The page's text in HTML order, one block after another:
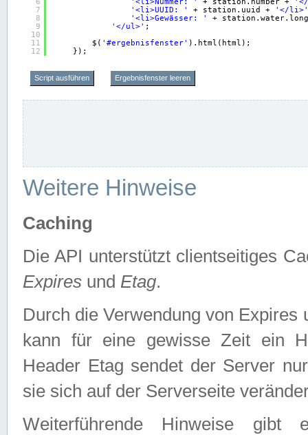
7
8
9
10
11
12
'<li>UUID: '
+ station.uuid +
'</li>'
'<li>Gewässer: '
+
'</ul>' ;
$( '#ergebnisfenster' ).html(html);
});
Script ausführen Ergebnisfenster leeren
Weitere Hinweise
Caching
Die API unterstützt clientseitiges
Expires und Etag.
Durch die Verwendung von
kann für eine gewisse Zeit ein
Header Etag sendet der Server
sie sich auf der Serverseite
Weiterführende Hinweise